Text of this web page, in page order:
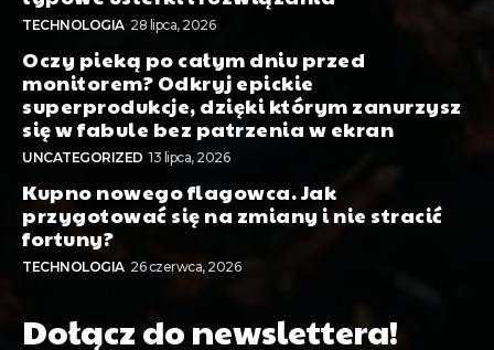
TECHNOLOGIA 28 lipca, 2026
Oczy pieką po całym dniu przed
monitorem? Odkryj epickie
superprodukcje, dzięki którym zanurzysz
się w fabule bez patrzenia w ekran
UNCATEGORIZED 13 lipca, 2026
Kupno nowego flagowca. Jak
przygotować się na zmiany i nie stracić
fortuny?
TECHNOLOGIA 26 czerwca, 2026
Dołącz do newslettera!